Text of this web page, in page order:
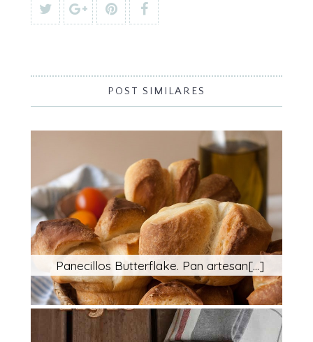
POST SIMILARES
Panecillos Butterflake. Pan artesan[...]